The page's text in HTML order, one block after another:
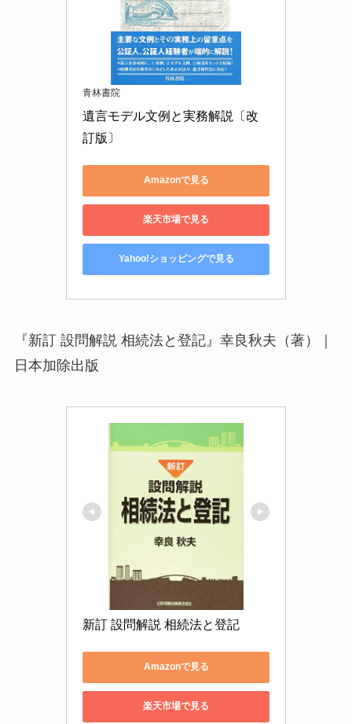
青林書院
遺言モデル文例と実務解説〔改
訂版〕
Amazonで見る
楽天市場で見る
Yahoo!ショッピングで見る
『新訂 設問解説 相続法と登記』幸良秋夫（著）｜
日本加除出版
新訂 設問解説 相続法と登記
Amazonで見る
楽天市場で見る